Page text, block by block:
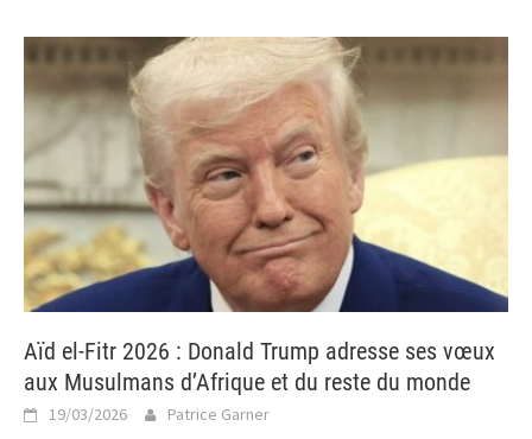
Aïd el-Fitr 2026 : Donald Trump adresse ses vœux
aux Musulmans d’Afrique et du reste du monde
19/03/2026 Patrice Garner